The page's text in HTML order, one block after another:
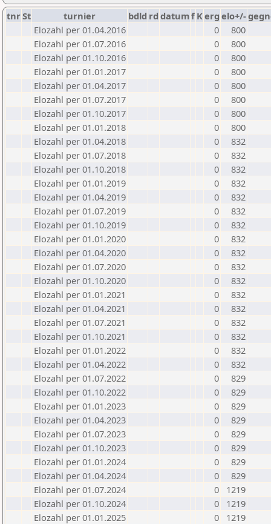
tnrSt turnier bdld rd datumf Kerg elo+/-
Elozahl per 01.04.2016
0
800
Elozahl per 01.07.2016
0
800
Elozahl per 01.10.2016
0
800
Elozahl per 01.01.2017
0
800
Elozahl per 01.04.2017
0
800
Elozahl per 01.07.2017
0
800
Elozahl per 01.10.2017
0
800
Elozahl per 01.01.2018
0
800
Elozahl per 01.04.2018
0
832
Elozahl per 01.07.2018
0
832
Elozahl per 01.10.2018
0
832
Elozahl per 01.01.2019
0
832
Elozahl per 01.04.2019
0
832
Elozahl per 01.07.2019
0
832
Elozahl per 01.10.2019
0
832
Elozahl per 01.01.2020
0
832
Elozahl per 01.04.2020
0
832
Elozahl per 01.07.2020
0
832
Elozahl per 01.10.2020
0
832
Elozahl per 01.01.2021
0
832
Elozahl per 01.04.2021
0
832
Elozahl per 01.07.2021
0
832
Elozahl per 01.10.2021
0
832
Elozahl per 01.01.2022
0
832
Elozahl per 01.04.2022
0
832
Elozahl per 01.07.2022
0
829
Elozahl per 01.10.2022
0
829
Elozahl per 01.01.2023
0
829
Elozahl per 01.04.2023
0
829
Elozahl per 01.07.2023
0
829
Elozahl per 01.10.2023
0
829
Elozahl per 01.01.2024
0
829
Elozahl per 01.04.2024
0
829
Elozahl per 01.07.2024
0
1219
Elozahl per 01.10.2024
0
1219
Elozahl per 01.01.2025
0
1219